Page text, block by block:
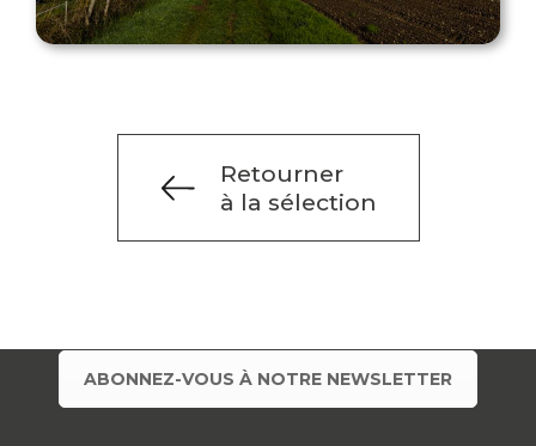
Retourner
à la sélection
ABONNEZ-VOUS À NOTRE NEWSLETTER